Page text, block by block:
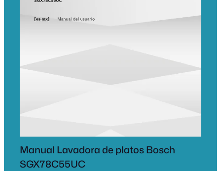
Manual Lavadora de platos Bosch
SGX78C55UC